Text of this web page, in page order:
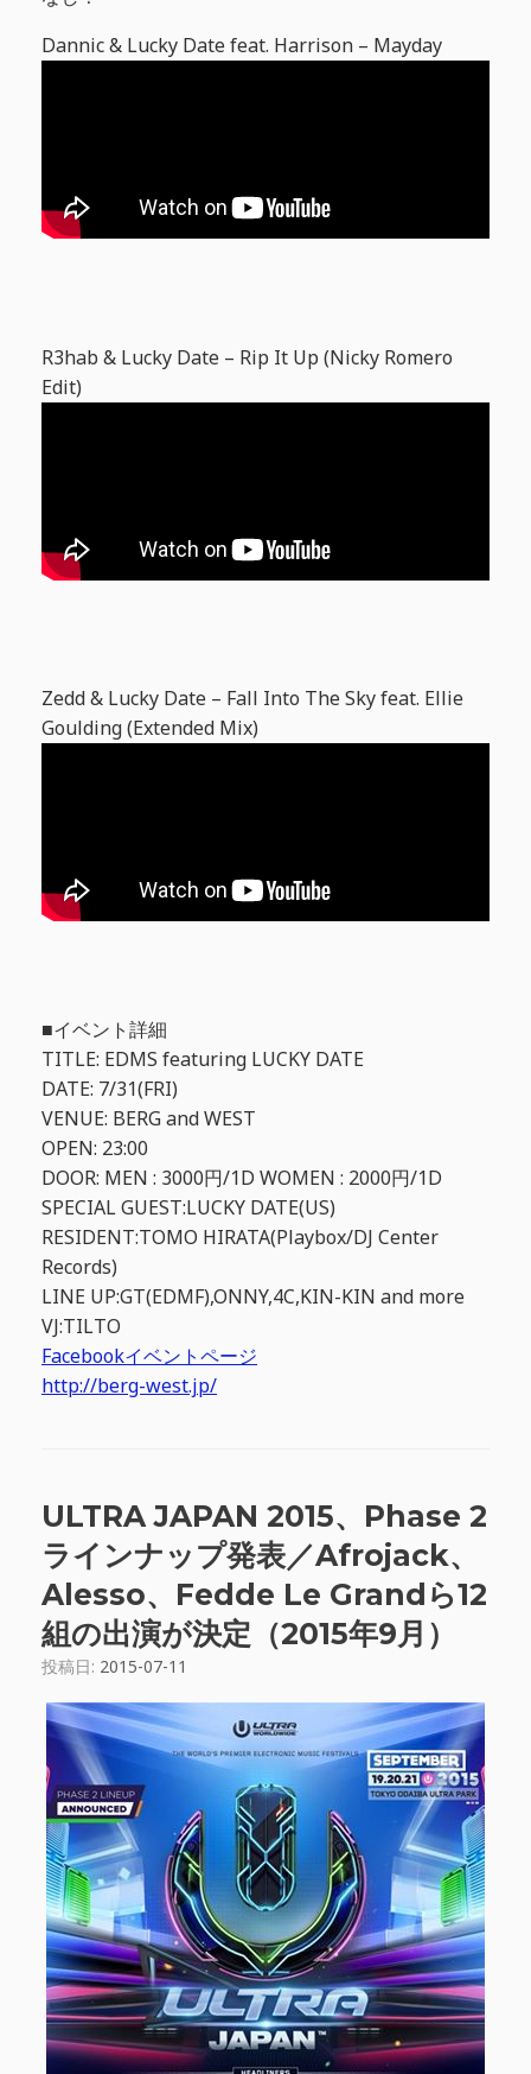
Dannic & Lucky Date feat. Harrison – Mayday
R3hab & Lucky Date – Rip It Up (Nicky Romero
Edit)
Zedd & Lucky Date – Fall Into The Sky feat. Ellie
Goulding (Extended Mix)
■イベント詳細
TITLE: EDMS featuring LUCKY DATE
DATE: 7/31(FRI)
VENUE: BERG and WEST
OPEN: 23:00
DOOR: MEN : 3000円/1D WOMEN : 2000円/1D
SPECIAL GUEST:LUCKY DATE(US)
RESIDENT:TOMO HIRATA(Playbox/DJ Center
Records)
LINE UP:GT(EDMF),ONNY,4C,KIN-KIN and more
VJ:TILTO
Facebookイベントページ
http://berg-west.jp/
ULTRA JAPAN 2015、Phase 2
ラインナップ発表／Afrojack、
Alesso、Fedde Le Grandら12
組の出演が決定（2015年9月）
投稿日: 2015-07-11